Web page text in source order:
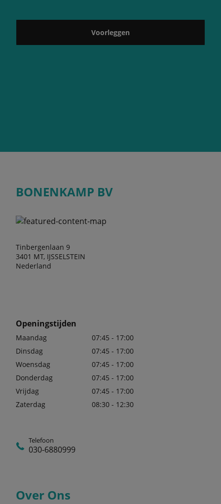
Voorleggen
BONENKAMP BV
Tinbergenlaan 9
3401 MT, IJSSELSTEIN
Nederland
Openingstijden
Maandag
07:45 - 17:00
Dinsdag
07:45 - 17:00
Woensdag
07:45 - 17:00
Donderdag
07:45 - 17:00
Vrijdag
07:45 - 17:00
Zaterdag
08:30 - 12:30
Telefoon
030-6880999
Over Ons